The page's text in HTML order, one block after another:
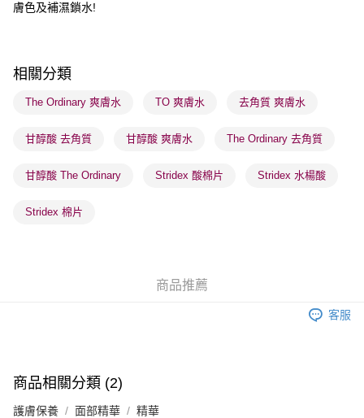
取。逾期會取消訂單，並不會安排重寄
每筆HK$20.00，滿HK$100.00或以上免運費
取。逾期會取消訂單，並不會安排重寄
每筆HK$20.00，滿HK$100.00或以上免運費
膚色及補濕鎖水!
相關分類
The Ordinary 爽膚水 TO 爽膚水 去角質 爽膚水
甘醇酸 去角質 甘醇酸 爽膚水 The Ordinary 去角質
甘醇酸 The Ordinary Stridex 酸棉片 Stridex 水楊酸
Stridex 棉片
商品推薦
客服
商品相關分類 (2)
護膚保養 面部精華 精華